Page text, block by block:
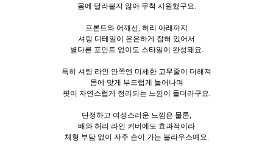
몸에 달라붙지 않아 무척 시원했구요.
프론트와 어깨선, 허리 아래까지
셔링 디테일이 은은하게 잡혀 있어서
별다른 포인트 없이도 스타일이 완성돼요.
특히 셔링 라인 안쪽엔 미세한 고무줄이 더해져
몸에 맞게 부드럽게 늘어나며
핏이 자연스럽게 정리되는 느낌이 들더라구요.
단정하고 여성스러운 느낌은 물론,
배와 허리 라인 커버에도 효과적이라
체형 부담 없이 자주 손이 가는 블라우스예요.